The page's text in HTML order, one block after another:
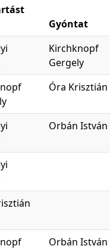
Gyóntat
Kirchknopf
Gergely
Óra Krisztián
Orbán István
Orbán István